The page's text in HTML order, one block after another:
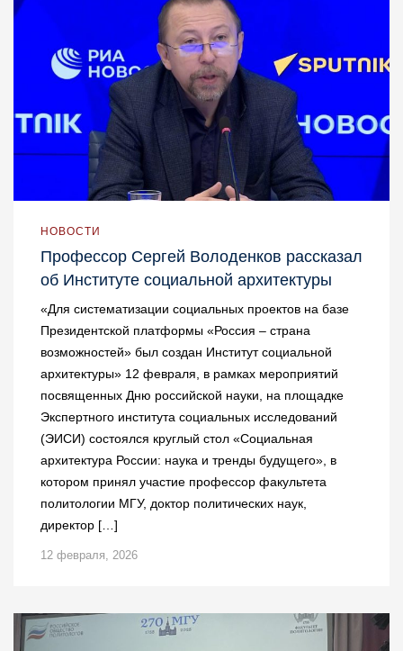
НОВОСТИ
Профессор Сергей Володенков рассказал
об Институте социальной архитектуры
«Для систематизации социальных проектов на базе
Президентской платформы «Россия – страна
возможностей» был создан Институт социальной
архитектуры» 12 февраля, в рамках мероприятий
посвященных Дню российской науки, на площадке
Экспертного института социальных исследований
(ЭИСИ) состоялся круглый стол «Социальная
архитектура России: наука и тренды будущего», в
котором принял участие профессор факультета
политологии МГУ, доктор политических наук,
директор […]
12 февраля, 2026